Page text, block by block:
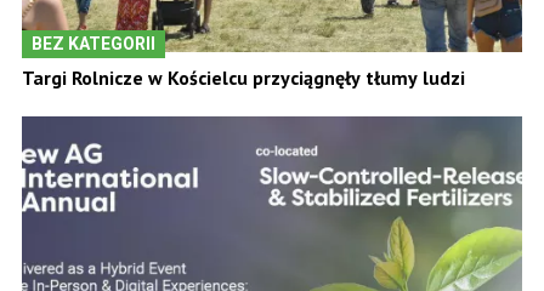
BEZ KATEGORII
Targi Rolnicze w Kościelcu przyciągnęły tłumy ludzi